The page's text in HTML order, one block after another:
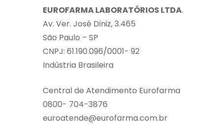
EUROFARMA LABORATÓRIOS LTDA.
Av. Ver. José Diniz, 3.465
São Paulo – SP
CNPJ: 61.190.096/0001- 92
Indústria Brasileira
Central de Atendimento Eurofarma
0800- 704-3876
euroatende@eurofarma.com.br